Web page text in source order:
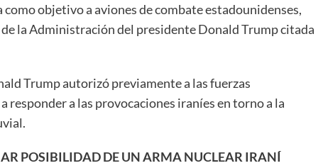
objetivo a aviones de combate estadounidenses,
la Administración del presidente Donald Trump citada
Trump autorizó previamente a las fuerzas
responder a las provocaciones iraníes en torno a la
POSIBILIDAD DE UN ARMA NUCLEAR IRANÍ